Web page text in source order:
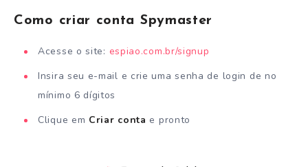
Como criar conta Spymaster
Acesse o site: espiao.com.br/signup
Insira seu e-mail e crie uma senha de login de no
mínimo 6 dígitos
Clique em Criar conta e pronto